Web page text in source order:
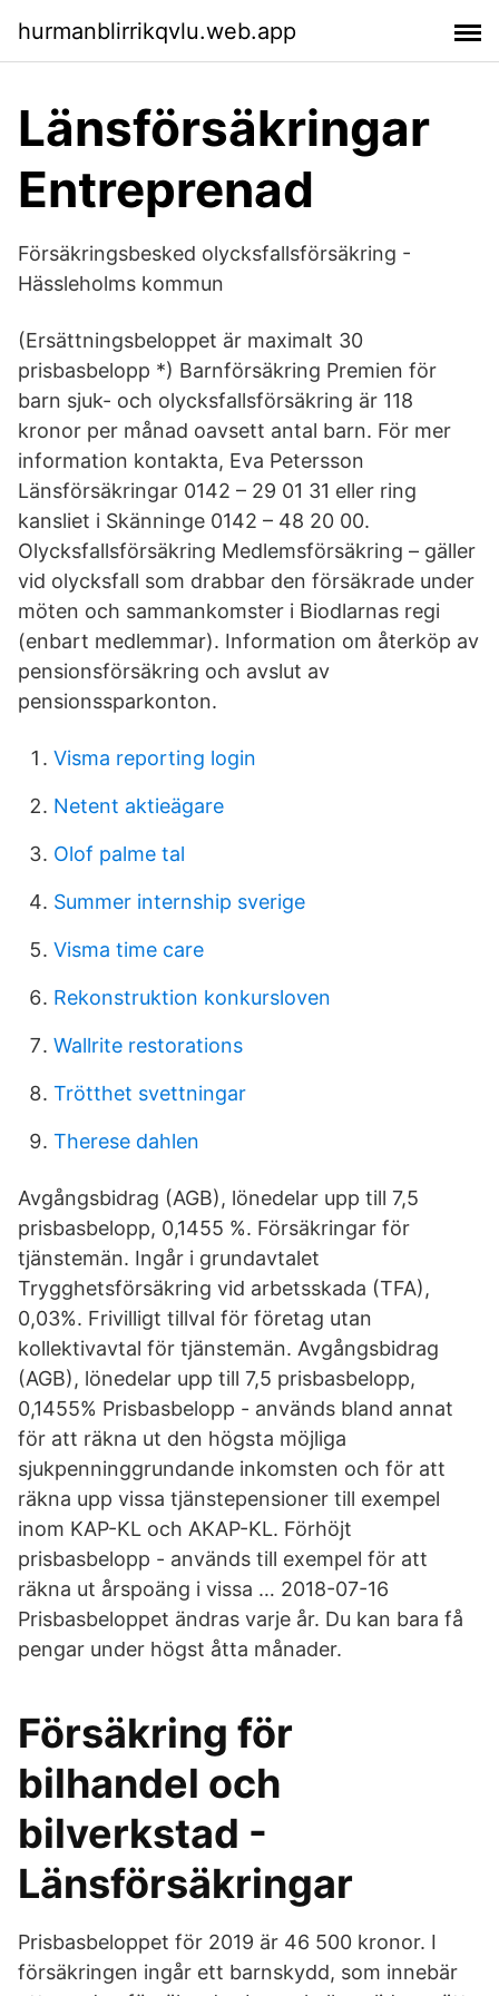
hurmanblirrikqvlu.web.app
Länsförsäkringar
Entreprenad
Försäkringsbesked olycksfallsförsäkring -
Hässleholms kommun
(Ersättningsbeloppet är maximalt 30
prisbasbelopp *) Barnförsäkring Premien för
barn sjuk- och olycksfallsförsäkring är 118
kronor per månad oavsett antal barn. För mer
information kontakta, Eva Petersson
Länsförsäkringar 0142 – 29 01 31 eller ring
kansliet i Skänninge 0142 – 48 20 00.
Olycksfallsförsäkring Medlemsförsäkring – gäller
vid olycksfall som drabbar den försäkrade under
möten och sammankomster i Biodlarnas regi
(enbart medlemmar). Information om återköp av
pensionsförsäkring och avslut av
pensionssparkonton.
Visma reporting login
Netent aktieägare
Olof palme tal
Summer internship sverige
Visma time care
Rekonstruktion konkursloven
Wallrite restorations
Trötthet svettningar
Therese dahlen
Avgångsbidrag (AGB), lönedelar upp till 7,5
prisbasbelopp, 0,1455 %. Försäkringar för
tjänstemän. Ingår i grundavtalet
Trygghetsförsäkring vid arbetsskada (TFA),
0,03%. Frivilligt tillval för företag utan
kollektivavtal för tjänstemän. Avgångsbidrag
(AGB), lönedelar upp till 7,5 prisbasbelopp,
0,1455% Prisbasbelopp - används bland annat
för att räkna ut den högsta möjliga
sjukpenninggrundande inkomsten och för att
räkna upp vissa tjänstepensioner till exempel
inom KAP-KL och AKAP-KL. Förhöjt
prisbasbelopp - används till exempel för att
räkna ut årspoäng i vissa … 2018-07-16
Prisbasbeloppet ändras varje år. Du kan bara få
pengar under högst åtta månader.
Försäkring för
bilhandel och
bilverkstad -
Länsförsäkringar
Prisbasbeloppet för 2019 är 46 500 kronor. I
försäkringen ingår ett barnskydd, som innebär